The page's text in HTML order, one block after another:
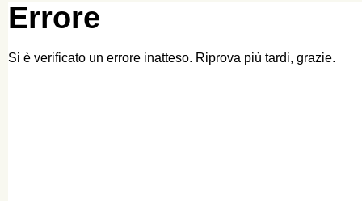
Errore
Si è verificato un errore inatteso. Riprova più tardi, grazie.